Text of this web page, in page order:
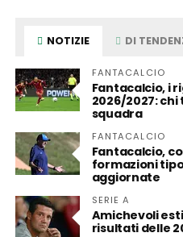
NOTIZIE DI
FANTACALCIO
Fantacalcio, i
2026/2027:
squadra
FANTACALCIO
Fantacalcio,
formazioni
aggiornate
SERIE A
Amichevoli
risultati delle